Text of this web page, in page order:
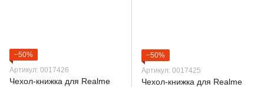
−50%
Артикул: 0017426
Чехол-книжка для Realme
−50%
Артикул: 0017425
Чехол-книжка для Realme